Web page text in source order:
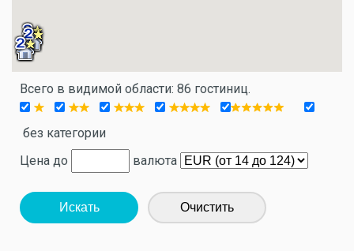
Всего в видимой области: 86 гостиниц.
без категории
Цена до
валюта
Искать Очистить